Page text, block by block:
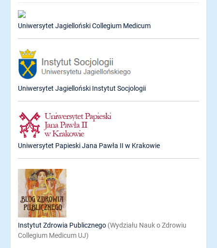
Uniwersytet Jagielloński Collegium Medicum
Uniwersytet Jagielloński Instytut Socjologii
Uniwersytet Papieski Jana Pawła II w Krakowie
Instytut Zdrowia Publicznego(Wydziału Nauk o Zdrowiu
Collegium Medicum UJ)